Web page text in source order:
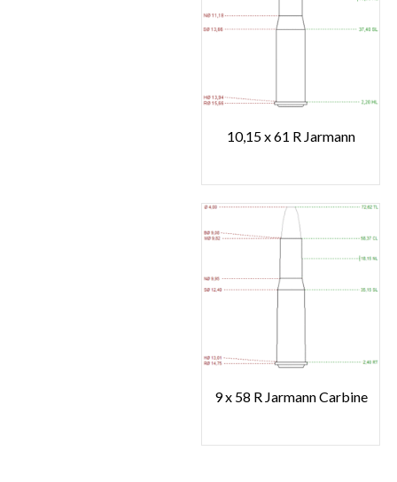
10,15 x 61 R Jarmann
9 x 58 R Jarmann Carbine